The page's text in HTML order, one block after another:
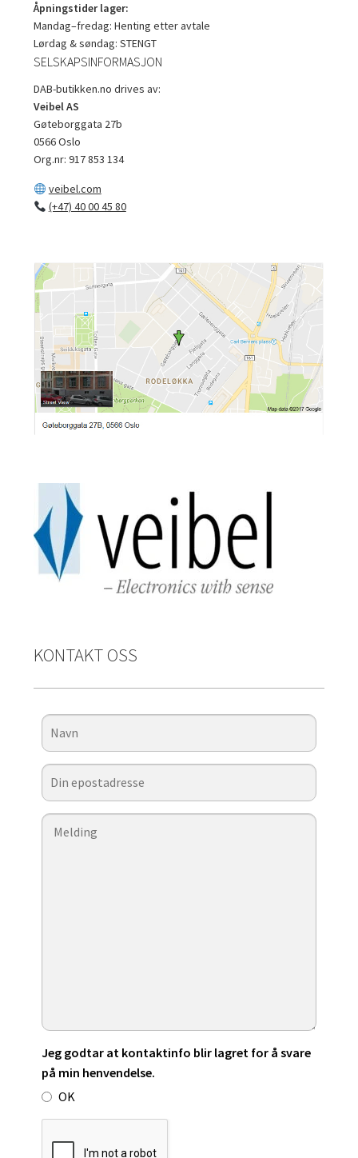
Åpningstider lager:
Mandag–fredag: Henting etter avtale
Lørdag & søndag: STENGT
SELSKAPSINFORMASJON
DAB-butikken.no drives av:
Veibel AS
Gøteborggata 27b
0566 Oslo
Org.nr: 917 853 134
veibel.com
(+47) 40 00 45 80
KONTAKT OSS
Jeg godtar at kontaktinfo blir lagret for å svare
på min henvendelse.
OK